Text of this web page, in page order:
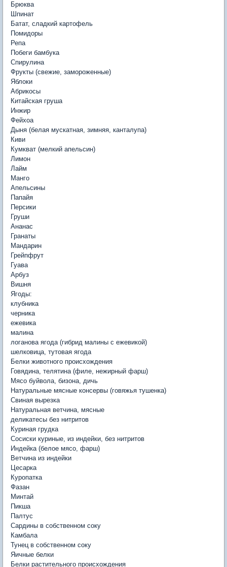
Брюква
Шпинат
Батат, сладкий картофель
Помидоры
Репа
Побеги бамбука
Спирулина
Фрукты (свежие, замороженные)
Яблоки
Абрикосы
Китайская груша
Инжир
Фейхоа
Дыня (белая мускатная, зимняя, канталупа)
Киви
Кумкват (мелкий апельсин)
Лимон
Лайм
Манго
Апельсины
Папайя
Персики
Груши
Ананас
Гранаты
Мандарин
Грейпфрут
Гуава
Арбуз
Вишня
Ягоды:
клубника
черника
ежевика
малина
логанова ягода (гибрид малины с ежевикой)
шелковица, тутовая ягода
Белки животного происхождения
Говядина, телятина (филе, нежирный фарш)
Мясо буйвола, бизона, дичь
Натуральные мясные консервы (говяжья тушенка)
Свиная вырезка
Натуральная ветчина, мясные
деликатесы без нитритов
Куриная грудка
Сосиски куриные, из индейки, без нитритов
Индейка (белое мясо, фарш)
Ветчина из индейки
Цесарка
Куропатка
Фазан
Минтай
Пикша
Палтус
Сардины в собственном соку
Камбала
Тунец в собственном соку
Яичные белки
Белки растительного происхождения